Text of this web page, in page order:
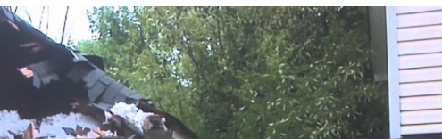
việc hỗ trợ nhanh chóng, hiệu quả công tác tháo dỡ nhà cho các
xây mới khác.